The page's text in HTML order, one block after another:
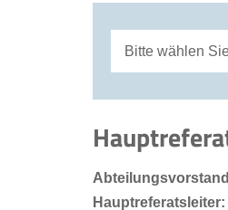
Bitte wählen
Referat
Referat
Hauptreferatsleiter: